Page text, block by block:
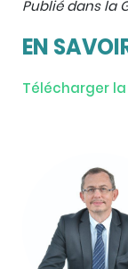
Publié dans la
EN
Télécharger